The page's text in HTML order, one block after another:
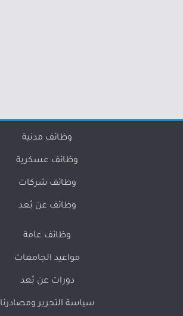
وظائف مدنية
وظائف عسكرية
وظائف شركات
وظائف عن بُعد
وظائف عامة
مواعيد الجامعات
دورات عن بُعد
سياسة التحرير ومصادرنا